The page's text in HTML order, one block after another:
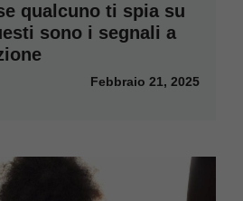
qualcuno ti spia su
sono i segnali a
Febbraio 21, 2025